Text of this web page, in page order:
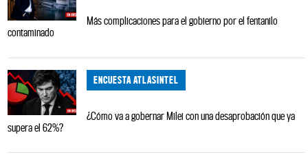
Más complicaciones para el gobierno por el fentanilo
contaminado
ENCUESTA ATLASINTEL
¿Cómo va a gobernar Milei con una desaprobación que ya
supera el 62%?